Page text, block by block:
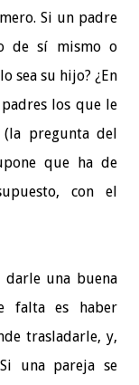
Si un padre
de sí mismo o
sea su hijo? ¿En
los que le
(la pregunta del
que ha de
con el
una buena
falta es haber
trasladarle, y,
una pareja se